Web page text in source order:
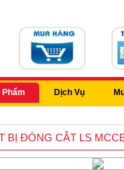
Phẩm Dịch Vụ
BỊ ĐÓNG CẮT LS